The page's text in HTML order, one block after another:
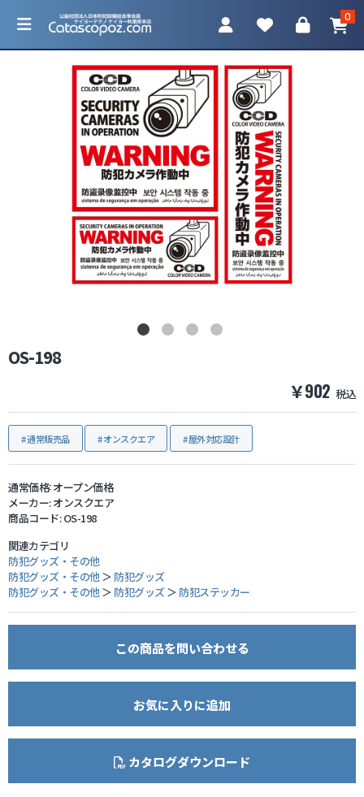
0
OS-198
￥902 税込
通常販売品 オンスクエア 屋外対応設計
通常価格:オープン価格
メーカー:オンスクエア
商品コード:OS-198
関連カテゴリ
防犯グッズ・その他
防犯グッズ・その他＞ 防犯グッズ
防犯グッズ・その他＞ 防犯グッズ＞ 防犯ステッカー
この商品を問い合わせる
お気に入りに追加
カタログダウンロード
カテゴリ一覧
防犯カメラ
ネットワークカメラ
レコーダー
カートを見る
新規会員登録
お気に入り
ログイン